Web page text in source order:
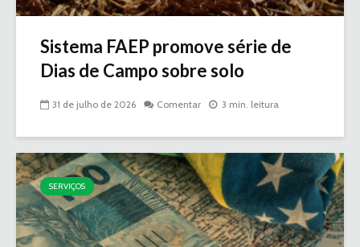
Sistema FAEP promove série de
Dias de Campo sobre solo
31 de julho de 2026 Comentar 3 min. leitura
SERVIÇOS